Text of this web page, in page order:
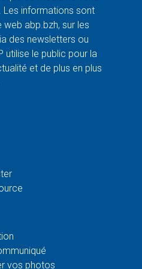
Les informations sont
abp.bzh, sur les
des newsletters ou
utilise le public pour la
et de plus en plus
vos photos